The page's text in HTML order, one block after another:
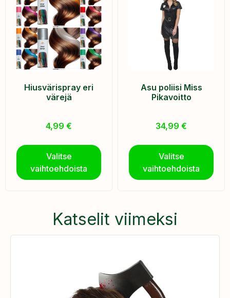
Hiusvärispray eri
värejä
4,99 €
Valitse
vaihtoehdoista
Asu poliisi Miss
Pikavoitto
34,99 €
Valitse
vaihtoehdoista
Katselit viimeksi